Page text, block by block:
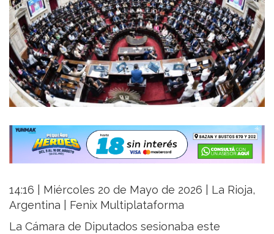
14:16 | Miércoles 20 de Mayo de 2026 | La Rioja,
Argentina | Fenix Multiplataforma
La Cámara de Diputados sesionaba este